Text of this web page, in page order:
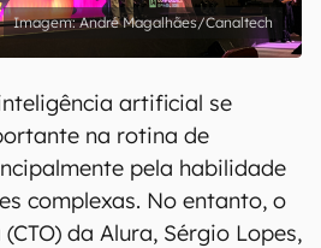
André Magalhães/Canaltech
artificial se
na rotina de
pela habilidade
complexas. No entanto, o
da Alura, Sérgio Lopes,